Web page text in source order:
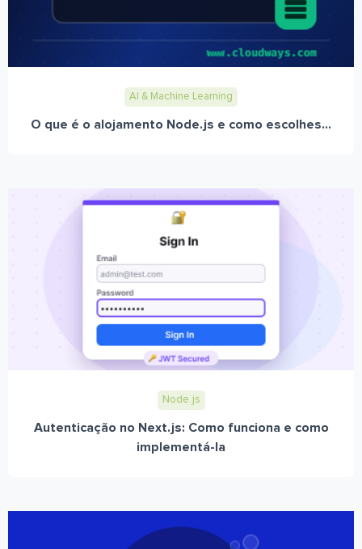
AI & Machine Learning
O que é o alojamento Node.js e como escolhes...
Node.js
Autenticação no Next.js: Como funciona e como
implementá-la